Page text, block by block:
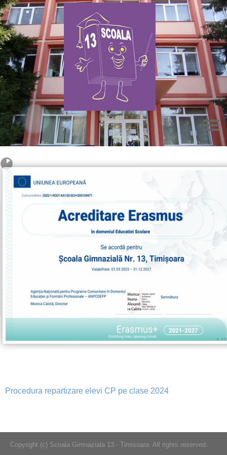
Procedura repartizare elevi CP pe clase 2024
Copyright (c) Scoala Gimnaziala 13 - Timisoara. All rights reserved.